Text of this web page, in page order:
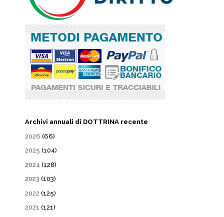
Archivi annuali di DOTTRINA recente
2026 (66)
2025 (104)
2024 (128)
2023 (103)
2022 (125)
2021 (121)